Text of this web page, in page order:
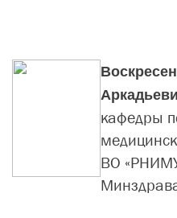
кафедры
ВО